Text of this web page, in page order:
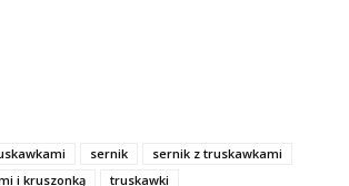
sernik
sernik z truskawkami
i kruszonką
truskawki